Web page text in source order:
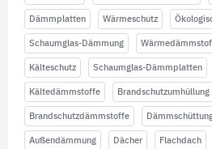
Dämmplatten Wärmeschutz
Schaumglas-Dämmung
Kälteschutz Schaumglas-Dämmplatten
Kältedämmstoffe Brandschutzumhüllung
Brandschutzdämmstoffe
Außendämmung Dächer Flachdach